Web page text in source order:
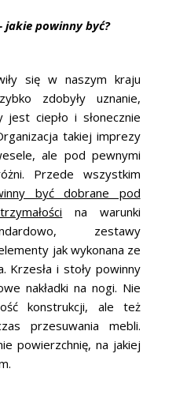
jakie powinny być?
się w naszym kraju
zdobyły uznanie,
jest ciepło i słonecznie
takiej imprezy
ale pod pewnymi
Przede wszystkim
być dobrane pod
na warunki
zestawy
jak wykonana ze
Krzesła i stoły powinny
nakładki na nogi. Nie
konstrukcji, ale też
przesuwania mebli.
powierzchnię, na jakiej